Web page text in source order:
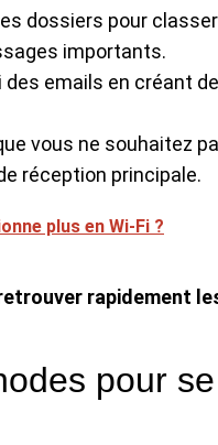
dossiers pour
importants.
emails en créant
vous ne souhaitez
réception principale.
plus en Wi-Fi ?
rapidement
pour